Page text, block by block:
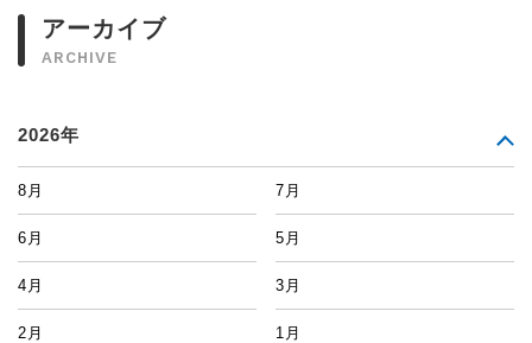
アーカイブ
ARCHIVE
2026年
8月 7月
6月 5月
4月 3月
2月 1月